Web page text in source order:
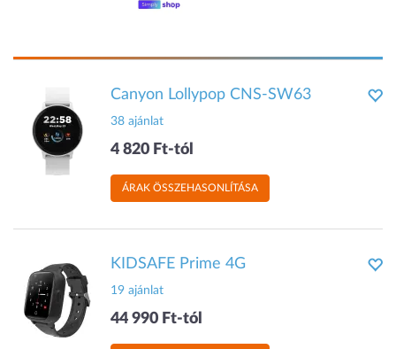
Canyon Lollypop CNS-SW63
38 ajánlat
4 820 Ft-tól
ÁRAK ÖSSZEHASONLÍTÁSA
KIDSAFE Prime 4G
19 ajánlat
44 990 Ft-tól